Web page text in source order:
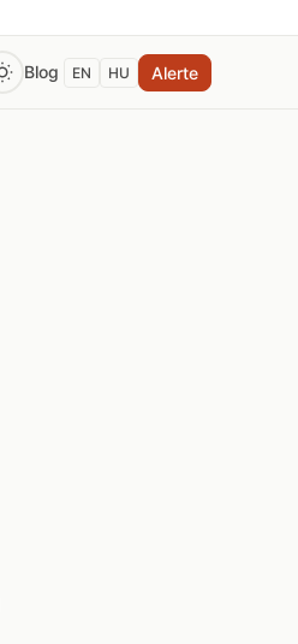
Blog EN HU Alerte